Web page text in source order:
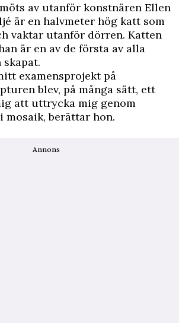
av utanför konstnären Ellen
är en halvmeter hög katt som
vaktar utanför dörren. Katten
är en av de första av alla
examensprojekt på
blev, på många sätt, ett
att uttrycka mig genom
berättar hon.
Annons